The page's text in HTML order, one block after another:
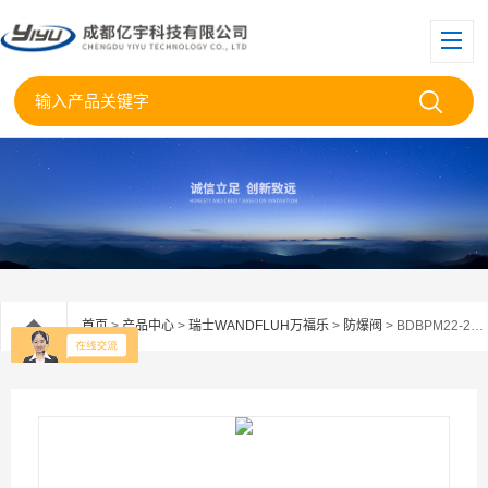
首页>产品中心 > 瑞士WANDFLUH万福乐 > 防爆阀 > BDBPM22-275-G24/L15万福乐比例防爆阀BDBPM22-275代理供应